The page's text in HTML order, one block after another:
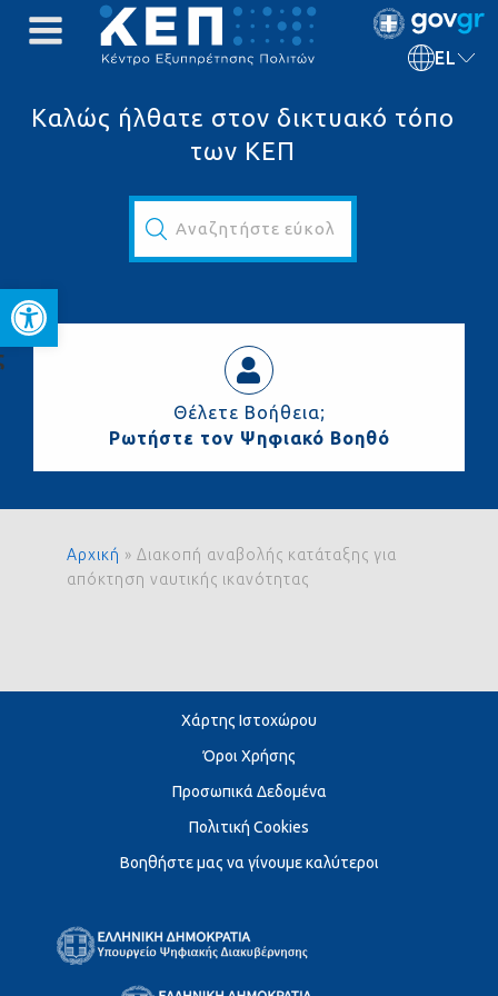
Ανοίξτε τη γραμμή
EL
Καλώς ήλθατε στον δικτυακό τόπο
των ΚΕΠ
Αναζητήστε εύκολα και γρήγορα...
Θέλετε Βοήθεια;
Ρωτήστε τον Ψηφιακό Βοηθό
Αρχική » Διακοπή αναβολής κατάταξης για
απόκτηση ναυτικής ικανότητας
Χάρτης Ιστοχώρου
Όροι Χρήσης
Προσωπικά Δεδομένα
Πολιτική Cookies
Βοηθήστε μας να γίνουμε καλύτεροι